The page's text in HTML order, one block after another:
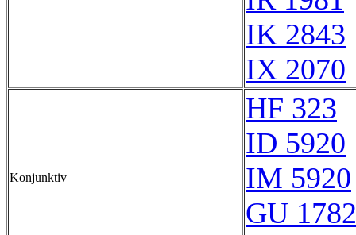
IK 2843
IX 2070
Konjunktiv
HF 323
ID 5920
IM 5920
GU